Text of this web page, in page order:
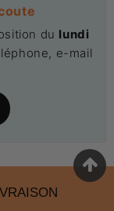
du lundi
e-mail